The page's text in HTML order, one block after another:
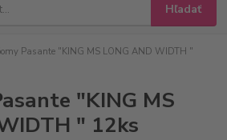
Hľadať
Pasante "KING MS LONG AND WIDTH "
"KING MS
" 12ks